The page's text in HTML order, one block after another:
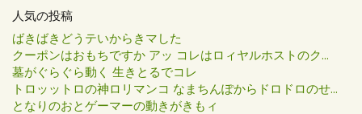
人気の投稿
ばきばきどうテいからきマした
クーポンはおもちですか アッ コレはロィヤルホストのク...
墓がぐらぐら動く 生きとるでコレ
トロッットロの神ロリマンコ なまちんぽからドロドロのせ...
となりのおとゲーマーの動きがきもィ